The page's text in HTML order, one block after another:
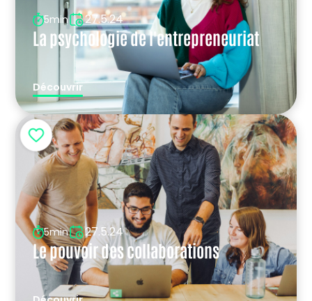
5min 27.5.24
La psychologie de l'entrepreneuriat
Découvrir
5min 27.5.24
Le pouvoir des collaborations